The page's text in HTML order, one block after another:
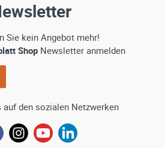
Sie kein Angebot mehr!
Shop Newsletter anmelden
auf den sozialen Netzwerken